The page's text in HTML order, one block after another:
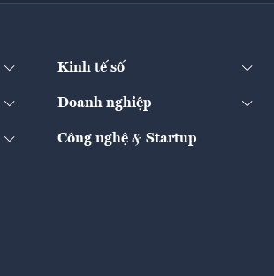
Kinh tế số
Doanh nghiệp
Công nghệ & Startup